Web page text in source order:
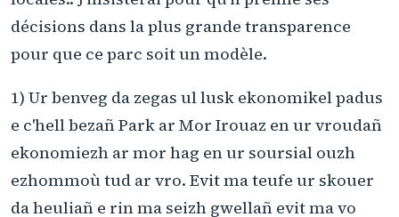
décisions dans la plus grande transparence
pour que ce parc soit un modèle.
1) Ur benveg da zegas ul lusk ekonomikel padus
e c'hell bezañ Park ar Mor Irouaz en ur vroudañ
ekonomiezh ar mor hag en ur soursial ouzh
ezhommoù tud ar vro. Evit ma teufe ur skouer
da heuliañ e rin ma seizh gwellañ evit ma vo